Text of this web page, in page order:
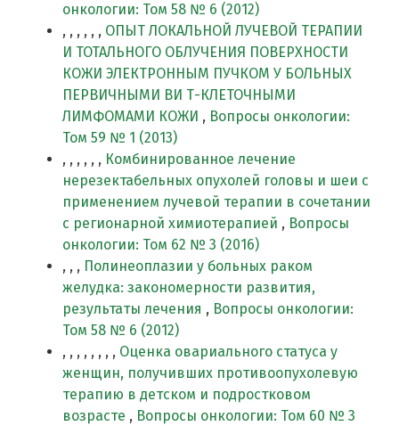
онкологии: Том 58 № 6 (2012)
, , , , , , ОПЫТ ЛОКАЛЬНОЙ ЛУЧЕВОЙ ТЕРАПИИ
И ТОТАЛЬНОГО ОБЛУЧЕНИЯ ПОВЕРХНОСТИ
КОЖИ ЭЛЕКТРОННЫМ ПУЧКОМ У БОЛЬНЫХ
ПЕРВИЧНЫМИ ВИ Т-КЛЕТОЧНЫМИ
ЛИМФОМАМИ КОЖИ , Вопросы онкологии:
Том 59 № 1 (2013)
, , , , , , Комбинированное лечение
нерезектабельных опухолей головы и шеи с
применением лучевой терапии в сочетании
с регионарной химиотерапией , Вопросы
онкологии: Том 62 № 3 (2016)
, , , Полинеоплазии у больных раком
желудка: закономерности развития,
результаты лечения , Вопросы онкологии:
Том 58 № 6 (2012)
, , , , , , , , Оценка овариального статуса у
женщин, получивших противоопухолевую
терапию в детском и подростковом
возрасте , Вопросы онкологии: Том 60 № 3